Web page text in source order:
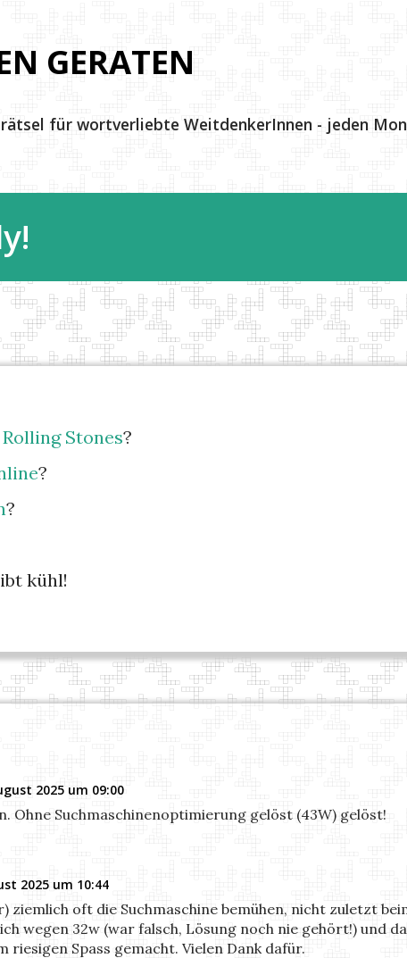
Direkt zum
GERATEN
für wortverliebte WeitdenkerInnen - jeden
Rolling Stones?
?
?
kühl!
2025 um 09:00
Ohne Suchmaschinenoptimierung gelöst (43W) gelöst!
2025 um 10:44
ziemlich oft die Suchmaschine bemühen, nicht zuletzt
wegen 32w (war falsch, Lösung noch nie gehört!) und
riesigen Spass gemacht. Vielen Dank dafür.